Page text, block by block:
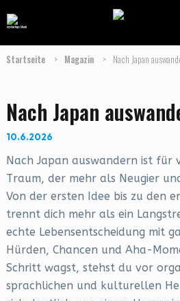
Startseite > Magazin > Nach Japan
Nach Japan
10.6.2026
Nach Japan auswandern ist für
Traum, der mehr als Neugier
Von der ersten Idee bis zu den
trennt dich mehr als ein
echte Lebensentscheidung mit
Hürden, Chancen und Aha-
Schritt wagst, stehst du vor
sprachlichen und kulturellen